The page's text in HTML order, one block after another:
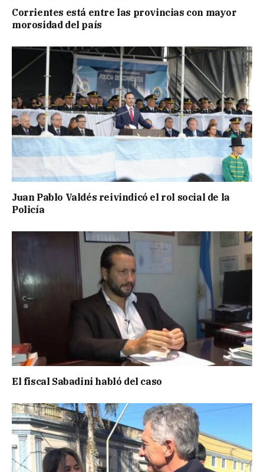
Corrientes está entre las provincias con mayor
morosidad del país
Juan Pablo Valdés reivindicó el rol social de la
Policía
El fiscal Sabadini habló del caso